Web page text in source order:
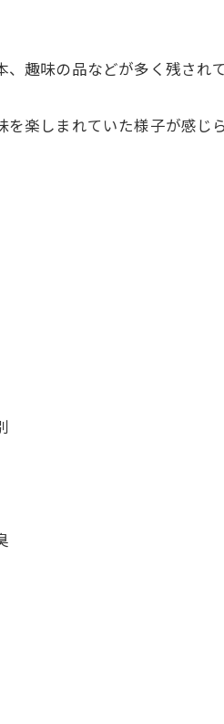
、趣味の品などが多く残されて
を楽しまれていた様子が感じ